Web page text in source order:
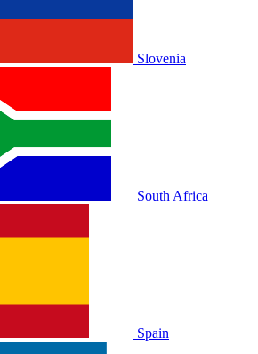
Slovenia
South Africa
Spain